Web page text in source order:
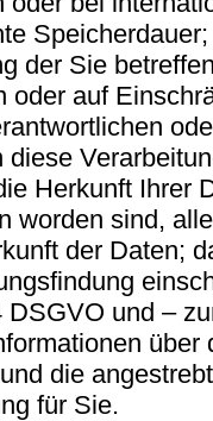
der Sie
oder auf
Herkunft Ihrer
worden sind,
der Daten;
und –
über
die
für Sie.